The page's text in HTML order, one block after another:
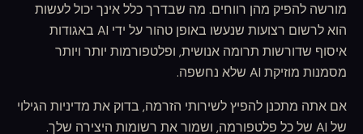
מורשה להפיק מהן רווחים. מה שבדרך כלל אינך יכול לעשות
הוא לרשום רצועות שנעשו באופן טהור על ידי AI באגודות
איסוף שדורשות תרומה אנושית, ופלטפורמות יותר ויותר
מסמנות מוזיקת AI שלא נחשפה.
אם אתה מתכנן להפיץ לשירותי הזרמה, בדוק את מדיניות הגילוי
של AI של כל פלטפורמה, ושמור את רשומות היצירה שלך.